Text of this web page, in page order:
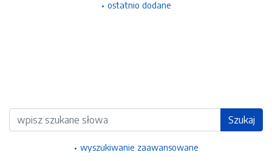
ostatnio dodane
Wyszukiwarka Szukaj
wyszukiwanie zaawansowane